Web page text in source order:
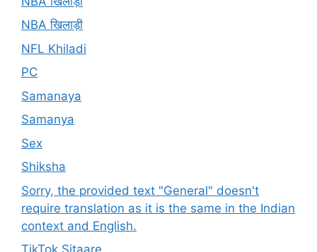
NBA खिलाड़ी
NFL Khiladi
PC
Samanaya
Samanya
Sex
Shiksha
Sorry, the provided text "General" doesn't
require translation as it is the same in the Indian
context and English.